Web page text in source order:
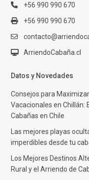
+56 990 990 670
+56 990 990 670
ArriendoCabaña.cl
Datos y Novedades
Consejos para
Vacacionales en Chillán:
Cabañas en Chile
Las mejores playas
imperdibles desde tu
Los Mejores Destinos
Rural y el Arriendo de